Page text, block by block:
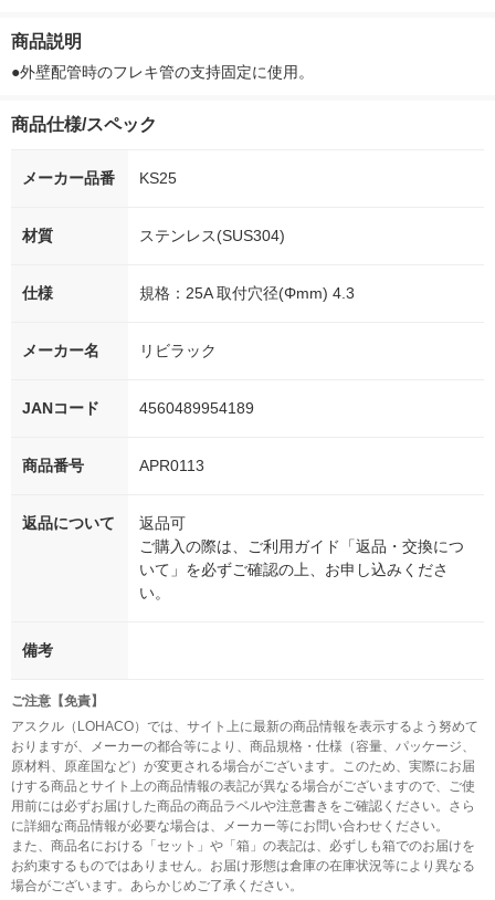
シ） オリジナル
商品説明
●外壁配管時のフレキ管の支持固定に使用。
商品仕様/スペック
メーカー品番 KS25
材質 ステンレス(SUS304)
仕様 規格：25A 取付穴径(Φmm) 4.3
メーカー名 リビラック
JANコード 4560489954189
商品番号 APR0113
返品について
返品可
ご購入の際は、ご利用ガイド「返品・交換につ
いて」を必ずご確認の上、お申し込みくださ
い。
備考
ご注意【免責】
アスクル（LOHACO）では、サイト上に最新の商品情報を表示するよう努めて
おりますが、メーカーの都合等により、商品規格・仕様（容量、パッケージ、
原材料、原産国など）が変更される場合がございます。このため、実際にお届
けする商品とサイト上の商品情報の表記が異なる場合がございますので、ご使
用前には必ずお届けした商品の商品ラベルや注意書きをご確認ください。さら
に詳細な商品情報が必要な場合は、メーカー等にお問い合わせください。
また、商品名における「セット」や「箱」の表記は、必ずしも箱でのお届けを
お約束するものではありません。お届け形態は倉庫の在庫状況等により異なる
場合がございます。あらかじめご了承ください。